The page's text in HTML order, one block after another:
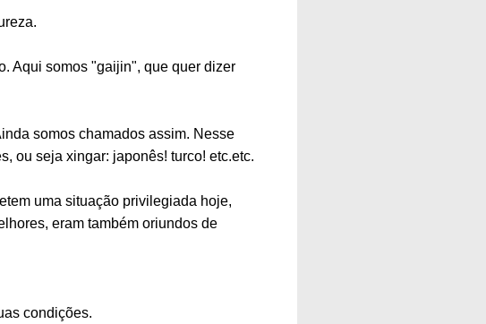
Aqui somos "gaijin", que quer dizer
somos chamados assim. Nesse
ou seja xingar: japonês! turco! etc.etc.
uma situação privilegiada hoje,
eram também oriundos de
condições.